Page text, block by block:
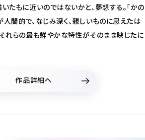
たもに近いのではないかと、夢想する。「かの
間的で、なじみ深く、親しいものに思えたは
れらの最も鮮やかな特性がそのまま映じたに
作品詳細へ